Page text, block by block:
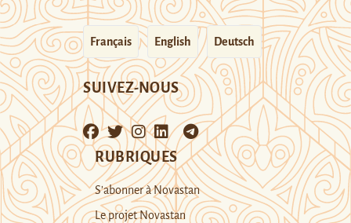
Français English Deutsch
SUIVEZ-NOUS
RUBRIQUES
S’abonner à Novastan
Le projet Novastan